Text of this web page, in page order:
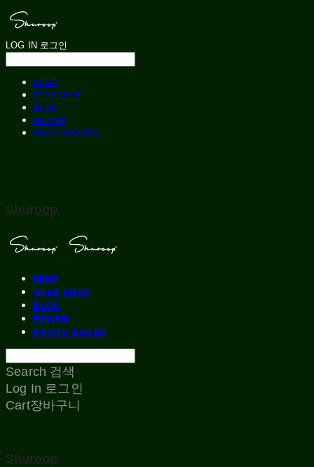
LOG IN 로그인
MIND
GEAR SHOP
BLOG
REVIEW
PHOTO BOARD
Shuroop
MIND
GEAR SHOP
BLOG
REVIEW
PHOTO BOARD
Search 검색
Log In 로그인
Cart장바구니
Shuroop